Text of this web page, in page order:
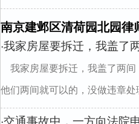
南京建邺区清荷园北园律
·我家房屋要拆迁，我盖了
我家房屋要拆迁，我盖了两
他们两间就可以的，没做违章处
·交通事故中，一方向法院